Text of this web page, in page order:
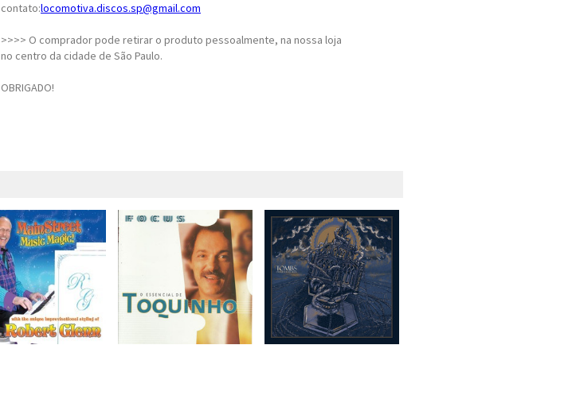
contato:locomotiva.discos.sp@gmail.com
>>>> O comprador pode retirar o produto pessoalmente, na nossa loja
no centro da cidade de São Paulo.
OBRIGADO!